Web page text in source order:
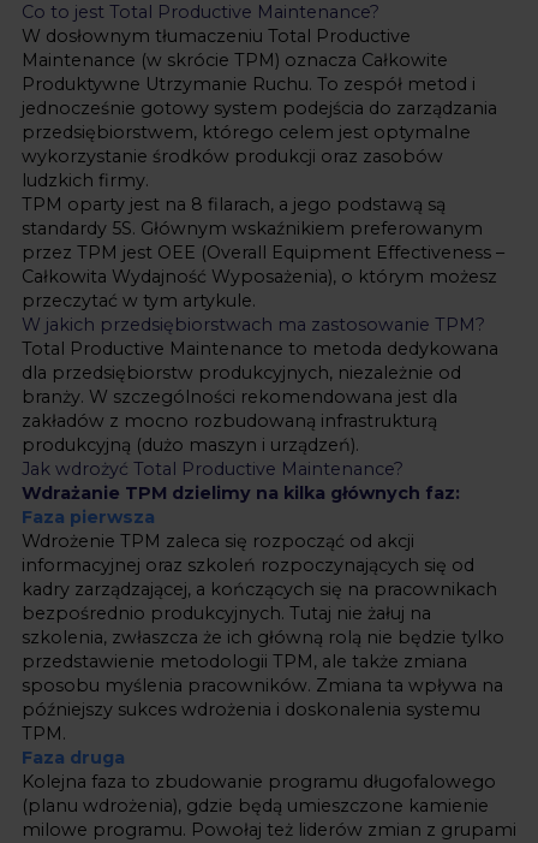
Co to jest Total Productive Maintenance?
W dosłownym tłumaczeniu Total Productive
Maintenance (w skrócie TPM) oznacza Całkowite
Produktywne Utrzymanie Ruchu. To zespół metod i
jednocześnie gotowy system podejścia do zarządzania
przedsiębiorstwem, którego celem jest optymalne
wykorzystanie środków produkcji oraz zasobów
ludzkich firmy.
TPM oparty jest na 8 filarach, a jego podstawą są
standardy 5S. Głównym wskaźnikiem preferowanym
przez TPM jest OEE (Overall Equipment Effectiveness –
Całkowita Wydajność Wyposażenia), o którym możesz
przeczytać w tym artykule.
W jakich przedsiębiorstwach ma zastosowanie TPM?
Total Productive Maintenance to metoda dedykowana
dla przedsiębiorstw produkcyjnych, niezależnie od
branży. W szczególności rekomendowana jest dla
zakładów z mocno rozbudowaną infrastrukturą
produkcyjną (dużo maszyn i urządzeń).
Jak wdrożyć Total Productive Maintenance?
Wdrażanie TPM dzielimy na kilka głównych faz:
Faza pierwsza
Wdrożenie TPM zaleca się rozpocząć od akcji
informacyjnej oraz szkoleń rozpoczynających się od
kadry zarządzającej, a kończących się na pracownikach
bezpośrednio produkcyjnych. Tutaj nie żałuj na
szkolenia, zwłaszcza że ich główną rolą nie będzie tylko
przedstawienie metodologii TPM, ale także zmiana
sposobu myślenia pracowników. Zmiana ta wpływa na
późniejszy sukces wdrożenia i doskonalenia systemu
TPM.
Faza druga
Kolejna faza to zbudowanie programu długofalowego
(planu wdrożenia), gdzie będą umieszczone kamienie
milowe programu. Powołaj też liderów zmian z grupami